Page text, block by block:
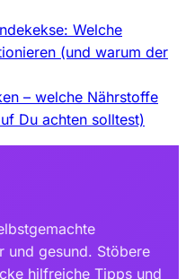
Welche
(und warum der
– welche Nährstoffe
Du achten solltest)
und gesund. Stöbere
hilfreiche Tipps und